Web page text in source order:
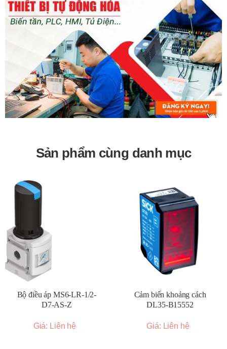
Sản phẩm cùng danh mục
Bộ điều áp MS6-LR-1/2-
D7-AS-Z
Giá: Liên hệ
Cảm biến khoảng cách
DL35-B15552
Giá: Liên hệ